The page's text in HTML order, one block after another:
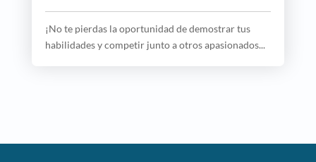
¡No te pierdas la oportunidad de demostrar tus
habilidades y competir junto a otros apasionados...